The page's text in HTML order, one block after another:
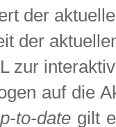
der
der
zur
auf die
to-date gilt